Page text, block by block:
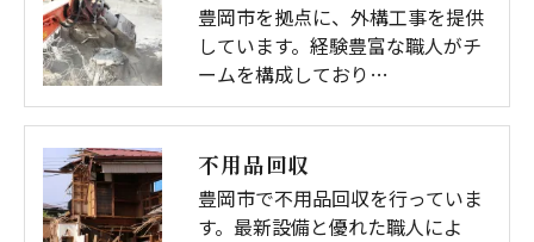
豊岡市を拠点に、外構工事を提供
しています。経験豊富な職人がチ
ームを構成しており…
不用品回収
豊岡市で不用品回収を行っていま
す。最新設備と優れた職人によ